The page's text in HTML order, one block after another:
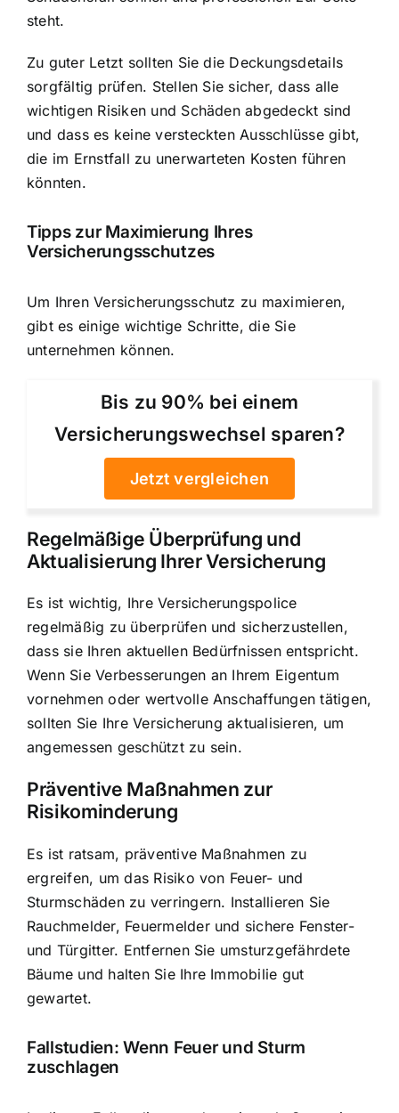
steht.
Zu guter Letzt sollten Sie die Deckungsdetails
sorgfältig prüfen. Stellen Sie sicher, dass alle
wichtigen Risiken und Schäden abgedeckt sind
und dass es keine versteckten Ausschlüsse gibt,
die im Ernstfall zu unerwarteten Kosten führen
könnten.
Tipps zur Maximierung Ihres
Versicherungsschutzes
Um Ihren Versicherungsschutz zu maximieren,
gibt es einige wichtige Schritte, die Sie
unternehmen können.
Bis zu 90% bei einem
Versicherungswechsel sparen?
Jetzt vergleichen
Regelmäßige Überprüfung und
Aktualisierung Ihrer Versicherung
Es ist wichtig, Ihre Versicherungspolice
regelmäßig zu überprüfen und sicherzustellen,
dass sie Ihren aktuellen Bedürfnissen entspricht.
Wenn Sie Verbesserungen an Ihrem Eigentum
vornehmen oder wertvolle Anschaffungen tätigen,
sollten Sie Ihre Versicherung aktualisieren, um
angemessen geschützt zu sein.
Präventive Maßnahmen zur
Risikominderung
Es ist ratsam, präventive Maßnahmen zu
ergreifen, um das Risiko von Feuer- und
Sturmschäden zu verringern. Installieren Sie
Rauchmelder, Feuermelder und sichere Fenster-
und Türgitter. Entfernen Sie umsturzgefährdete
Bäume und halten Sie Ihre Immobilie gut
gewartet.
Fallstudien: Wenn Feuer und Sturm
zuschlagen